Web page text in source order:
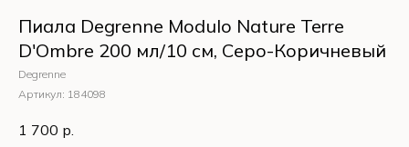
Пиала Degrenne Modulo Nature Terre
D'Ombre 200 мл/10 см, Серо-Коричневый
Degrenne
Артикул: 184098
1 700 р.